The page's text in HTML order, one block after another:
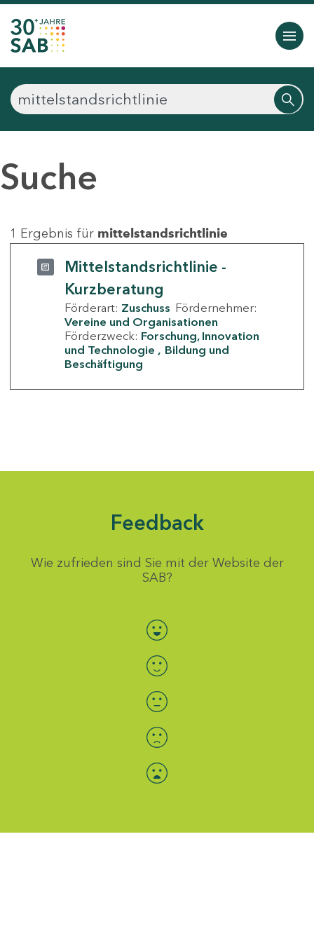
Suche
1 Ergebnis für mittelstandsrichtlinie
Mittelstandsrichtlinie -
Kurzberatung
Förderart: Zuschuss Fördernehmer:
Vereine und Organisationen
Förderzweck: Forschung, Innovation
und Technologie
Bildung und
Beschäftigung
Feedback
Wie zufrieden sind Sie mit der Website der
SAB?
Bewertung auswählen